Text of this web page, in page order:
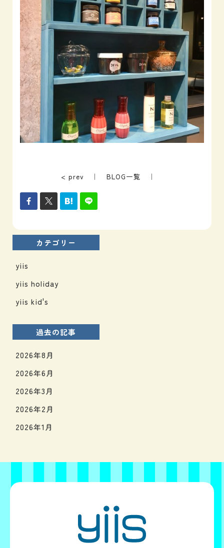
< prev ｜ BLOG一覧 ｜
カテゴリー
yiis
yiis holiday
yiis kid's
過去の記事
2026年8月
2026年6月
2026年3月
2026年2月
2026年1月